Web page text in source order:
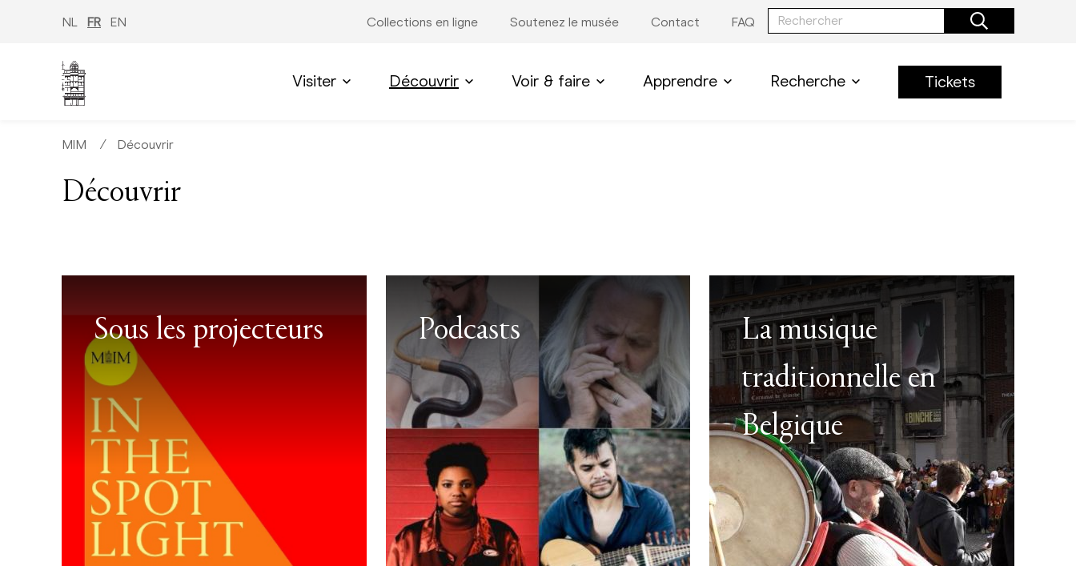
NL FR EN Collections en ligne Soutenez le musée Contact FAQ
Visiter Découvrir Voir & faire Apprendre Recherche Tickets
MIM ∕ Découvrir
Découvrir
Sous les projecteurs Podcasts
La musique
traditionnelle en
Belgique